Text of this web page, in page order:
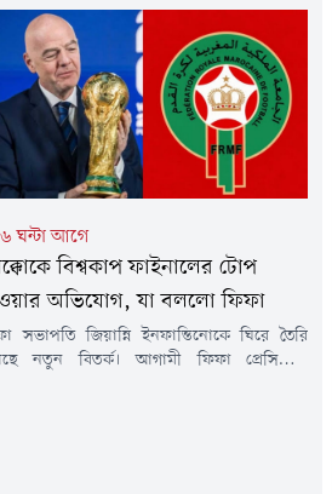
দ্রুত বিচারের দাবিতে প্রতিবাদ শুরু
বাংলার তথ্য অনুযায়ী, মঙ্গলবার রাতে
মাকিন্ডে এলাকায় নিজের বাড়ির কাছে
ছিনতাইকারী...
৬ ঘন্টা আগে
বিশ্বকাপ ফাইনালের টোপ
অভিযোগ, যা বললো ফিফা
সভাপতি জিয়ান্নি ইনফান্তিনোকে ঘিরে তৈরি
নতুন বিতর্ক। আগামী ফিফা প্রেসিডেন্ট